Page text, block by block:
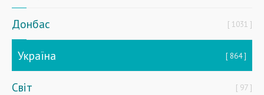
Донбас 1031
Україна 864
Світ 97